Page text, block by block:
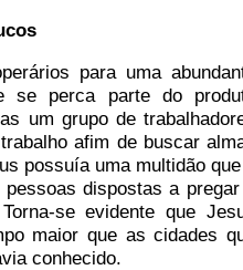
para uma
se perca parte do
um grupo de
afim de buscar
possuía uma multidão
dispostas a
se evidente que
maior que as cidades
conhecido.